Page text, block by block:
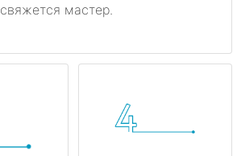
свяжется мастер.